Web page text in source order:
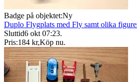
Badge på objektet:Ny
Duplo Flygplats med Fly samt olika
Sluttid6 okt 07:23.
Pris:184 kr,Köp nu.